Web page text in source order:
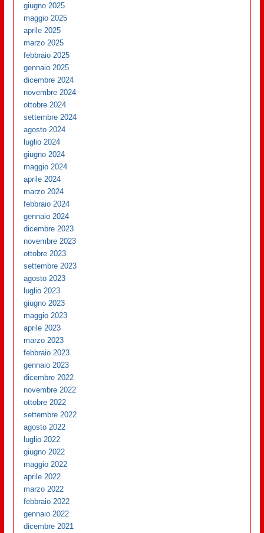
giugno 2025
maggio 2025
aprile 2025
marzo 2025
febbraio 2025
gennaio 2025
dicembre 2024
novembre 2024
ottobre 2024
settembre 2024
agosto 2024
luglio 2024
giugno 2024
maggio 2024
aprile 2024
marzo 2024
febbraio 2024
gennaio 2024
dicembre 2023
novembre 2023
ottobre 2023
settembre 2023
agosto 2023
luglio 2023
giugno 2023
maggio 2023
aprile 2023
marzo 2023
febbraio 2023
gennaio 2023
dicembre 2022
novembre 2022
ottobre 2022
settembre 2022
agosto 2022
luglio 2022
giugno 2022
maggio 2022
aprile 2022
marzo 2022
febbraio 2022
gennaio 2022
dicembre 2021